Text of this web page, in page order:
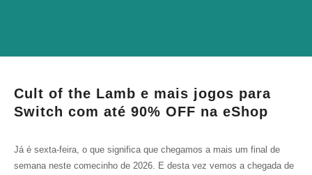
Cult of the Lamb e mais jogos para
Switch com até 90% OFF na eShop
Já é sexta-feira, o que significa que chegamos a mais um final de
semana neste comecinho de 2026. E desta vez vemos a chegada de